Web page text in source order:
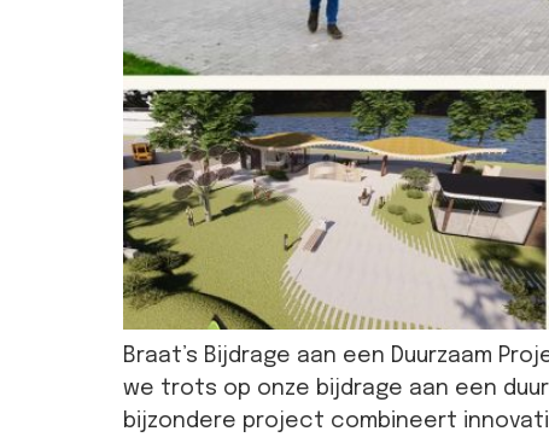
Braat’s Bijdrage aan een Duurzaam
we trots op onze bijdrage aan een
bijzondere project combineert